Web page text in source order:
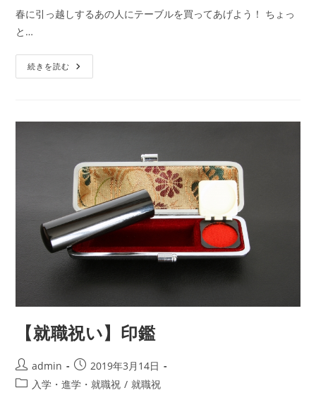
テ
ゴ
リ
ー:
春に引っ越しするあの人にテーブルを買ってあげよう！ ちょっ
と…
続きを読む 【引
越
た
【就職祝い】印鑑
投
稿
admin
投
稿
2019年3月14日
投
入学・進学・就職祝 / 就職祝